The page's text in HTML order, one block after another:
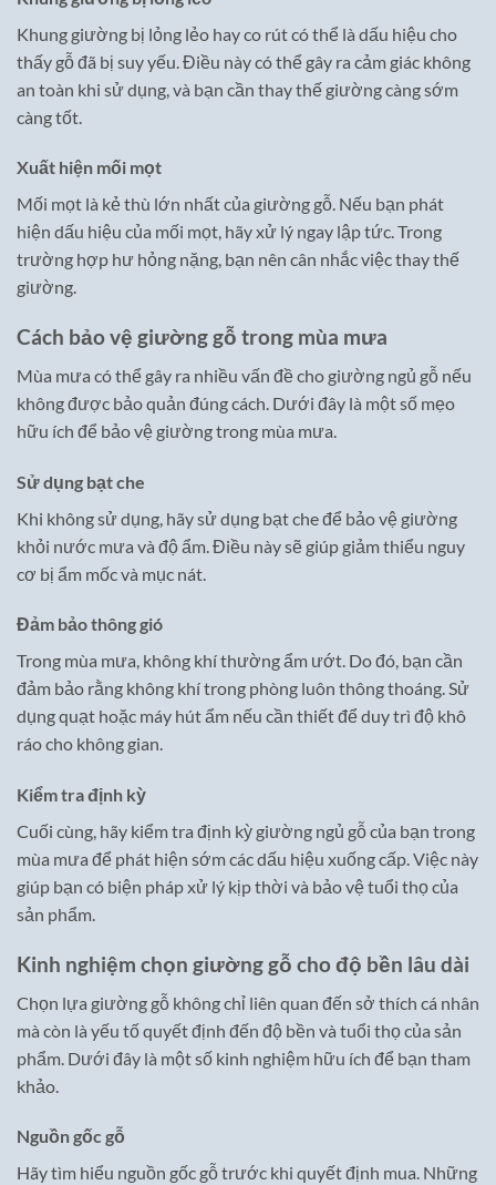
Khung giường bị lỏng lẻo hay co rút có thể là dấu hiệu cho
thấy gỗ đã bị suy yếu. Điều này có thể gây ra cảm giác không
an toàn khi sử dụng, và bạn cần thay thế giường càng sớm
càng tốt.
Xuất hiện mối mọt
Mối mọt là kẻ thù lớn nhất của giường gỗ. Nếu bạn phát
hiện dấu hiệu của mối mọt, hãy xử lý ngay lập tức. Trong
trường hợp hư hỏng nặng, bạn nên cân nhắc việc thay thế
giường.
Cách bảo vệ giường gỗ trong mùa mưa
Mùa mưa có thể gây ra nhiều vấn đề cho giường ngủ gỗ nếu
không được bảo quản đúng cách. Dưới đây là một số mẹo
hữu ích để bảo vệ giường trong mùa mưa.
Sử dụng bạt che
Khi không sử dụng, hãy sử dụng bạt che để bảo vệ giường
khỏi nước mưa và độ ẩm. Điều này sẽ giúp giảm thiểu nguy
cơ bị ẩm mốc và mục nát.
Đảm bảo thông gió
Trong mùa mưa, không khí thường ẩm ướt. Do đó, bạn cần
đảm bảo rằng không khí trong phòng luôn thông thoáng. Sử
dụng quạt hoặc máy hút ẩm nếu cần thiết để duy trì độ khô
ráo cho không gian.
Kiểm tra định kỳ
Cuối cùng, hãy kiểm tra định kỳ giường ngủ gỗ của bạn trong
mùa mưa để phát hiện sớm các dấu hiệu xuống cấp. Việc này
giúp bạn có biện pháp xử lý kịp thời và bảo vệ tuổi thọ của
sản phẩm.
Kinh nghiệm chọn giường gỗ cho độ bền lâu dài
Chọn lựa giường gỗ không chỉ liên quan đến sở thích cá nhân
mà còn là yếu tố quyết định đến độ bền và tuổi thọ của sản
phẩm. Dưới đây là một số kinh nghiệm hữu ích để bạn tham
khảo.
Nguồn gốc gỗ
Hãy tìm hiểu nguồn gốc gỗ trước khi quyết định mua. Những